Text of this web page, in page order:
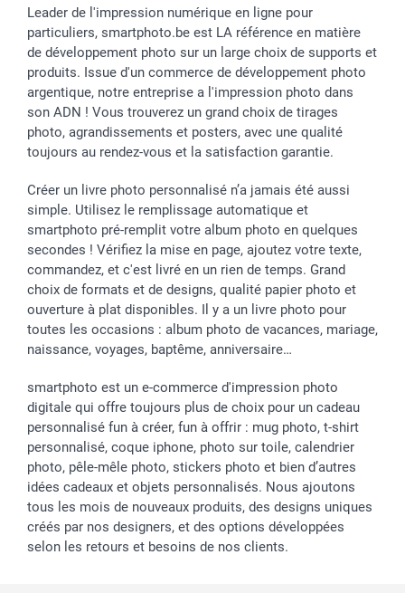
Calendrier photos & Agendas photo
Dénicheur d'idées cadeau
Toussaint
Rentrée des classes
Communion
Saint-Valentin
Vacances
Plaintes
Conditions générales
Vie privée
Gestion des cookies
Tarifs
Investisseurs
Droit de rétractation
smartfriends
Modes de paiement
Modes de livraison
Grandes Quantités
Statut de ma commande
Leader de l'impression numérique en ligne pour
particuliers, smartphoto.be est LA référence en matière
de développement photo sur un large choix de supports et
produits. Issue d'un commerce de développement photo
argentique, notre entreprise a l'impression photo dans
son ADN ! Vous trouverez un grand choix de tirages
photo, agrandissements et posters, avec une qualité
toujours au rendez-vous et la satisfaction garantie.
Créer un livre photo personnalisé n’a jamais été aussi
simple. Utilisez le remplissage automatique et
smartphoto pré-remplit votre album photo en quelques
secondes ! Vérifiez la mise en page, ajoutez votre texte,
commandez, et c'est livré en un rien de temps. Grand
choix de formats et de designs, qualité papier photo et
ouverture à plat disponibles. Il y a un livre photo pour
toutes les occasions : album photo de vacances, mariage,
naissance, voyages, baptême, anniversaire…
smartphoto est un e-commerce d'impression photo
digitale qui offre toujours plus de choix pour un cadeau
personnalisé fun à créer, fun à offrir : mug photo, t-shirt
personnalisé, coque iphone, photo sur toile, calendrier
photo, pêle-mêle photo, stickers photo et bien d’autres
idées cadeaux et objets personnalisés. Nous ajoutons
tous les mois de nouveaux produits, des designs uniques
créés par nos designers, et des options développées
selon les retours et besoins de nos clients.